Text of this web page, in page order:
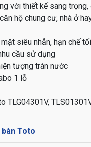
với thiết kế sang
hộ chung cư, nhà ở
siêu nhẵn, hạn chế
cầu sử dụng
tượng tràn nước
1 lỗ
TLG04301V,
Toto